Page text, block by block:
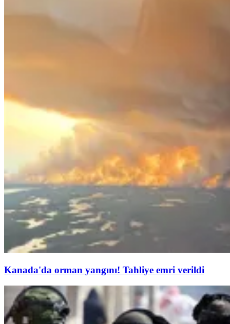
Kanada'da orman yangını! Tahliye emri verildi